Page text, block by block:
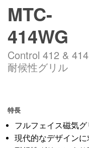
導入事例
学習セッション
トレーニング
購入・お問い合わせ
サポート
MTC-
414WG
Control 412 &
耐候性グリル
特長
フルフェイス磁気
現代的なデザイン